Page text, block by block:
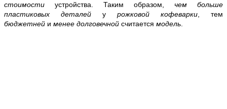
стоимости устройства. Таким образом, чем больше
пластиковых деталей у рожковой кофеварки, тем
бюджетней и менее долговечной считается модель.